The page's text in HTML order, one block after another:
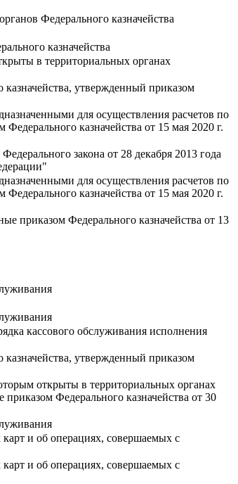
Федерального казначейства
казначейства
в территориальных органах
утвержденный приказом
для осуществления расчетов по
казначейства от 15 мая 2020 г.
закона от 28 декабря 2013 года
для осуществления расчетов по
казначейства от 15 мая 2020 г.
приказом Федерального казначейства от 13
кассового обслуживания исполнения
утвержденный приказом
открыты в территориальных органах
Федерального казначейства от 30
и об операциях, совершаемых с
и об операциях, совершаемых с